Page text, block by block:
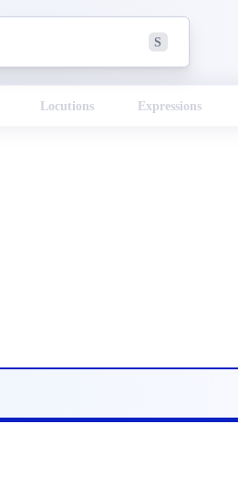
S
Locutions Expressions